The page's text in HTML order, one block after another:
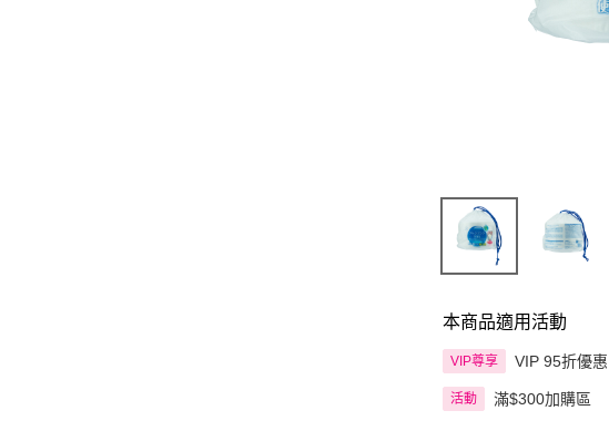
本商品適用活動
VIP尊享 VIP 95折優惠
活動 滿$300加購區